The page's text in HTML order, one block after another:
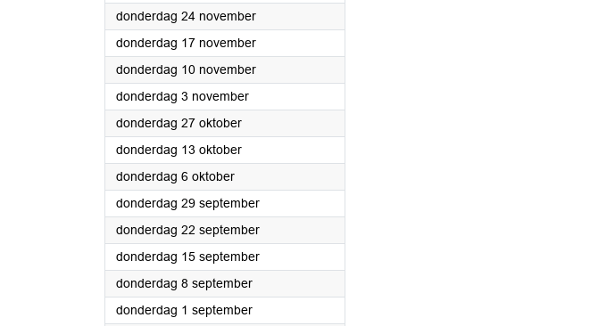
donderdag 24 november2022
donderdag 17 november2022
donderdag 10 november2022
donderdag 3 november2022
donderdag 27 oktober2022
donderdag 13 oktober2022
donderdag 6 oktober2022
donderdag 29 september2022
donderdag 22 september2022
donderdag 15 september2022
donderdag 8 september2022
donderdag 1 september2022